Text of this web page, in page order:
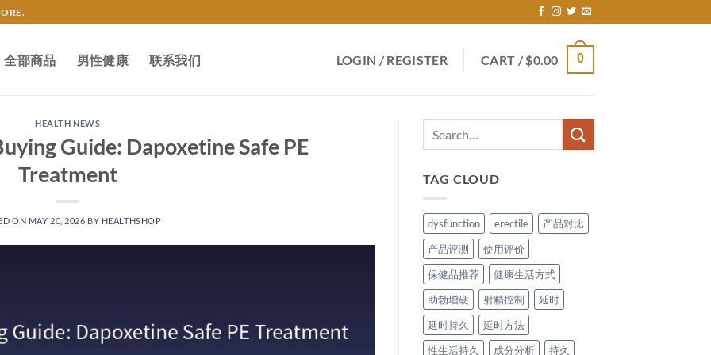
全部商品 男性健康 联系我们 LOGIN / REGISTER CART /$0.00 0
HEALTH NEWS
Guide: Dapoxetine Safe PE
Treatment
ON MAY 20, 2026 BY HEALTHSHOP
TAG CLOUD
dysfunction erectile
产品对比
产品评测
使用评价
保健品推荐
健康生活方式
助勃增硬
射精控制
延时
延时持久
延时方法
性生活持久
成分分析
持久